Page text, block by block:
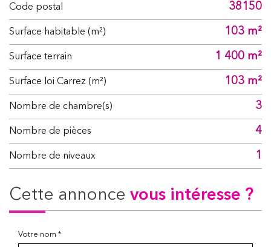
Code postal 38150
Surface habitable (m²) 103 m²
surface terrain 1 400 m²
Surface loi Carrez (m²) 103 m²
Nombre de chambre(s) 3
Nombre de pièces 4
Nombre de niveaux 1
cette annonce vous intéresse ?
Votre nom *